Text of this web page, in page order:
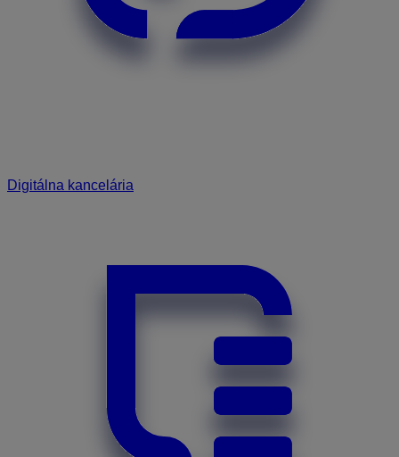
Digitálna kancelária